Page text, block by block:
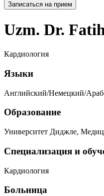
Записаться на прием
Uzm. Dr.
Кардиология
Языки
Английский/Немецкий/
Образование
Университет Диджле,
Специализация и
Кардиология
Больница